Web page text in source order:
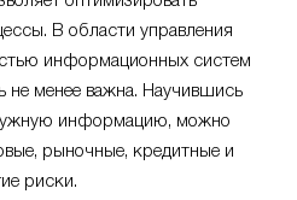
В области управления
информационных систем
не менее важна. Научившись
информацию, можно
рыночные, кредитные и
риски.